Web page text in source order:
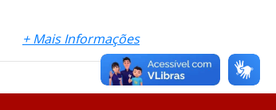
+ Mais Informações